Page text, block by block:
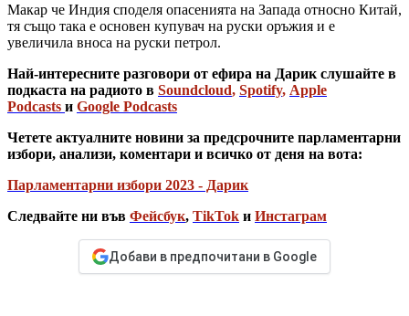
Макар че Индия споделя опасенията на Запада относно Китай,
тя също така е основен купувач на руски оръжия и е
увеличила вноса на руски петрол.
Най-интересните разговори от ефира на Дарик слушайте в
подкаста на радиото в Soundcloud, Spotify, Apple
Podcasts и Google Podcasts
Четете актуалните новини за предсрочните парламентарни
избори, анализи, коментари и всичко от деня на вота:
Парламентарни избори 2023 - Дарик
Следвайте ни във Фейсбук, TikTok и Инстаграм
Добави в предпочитани в Google